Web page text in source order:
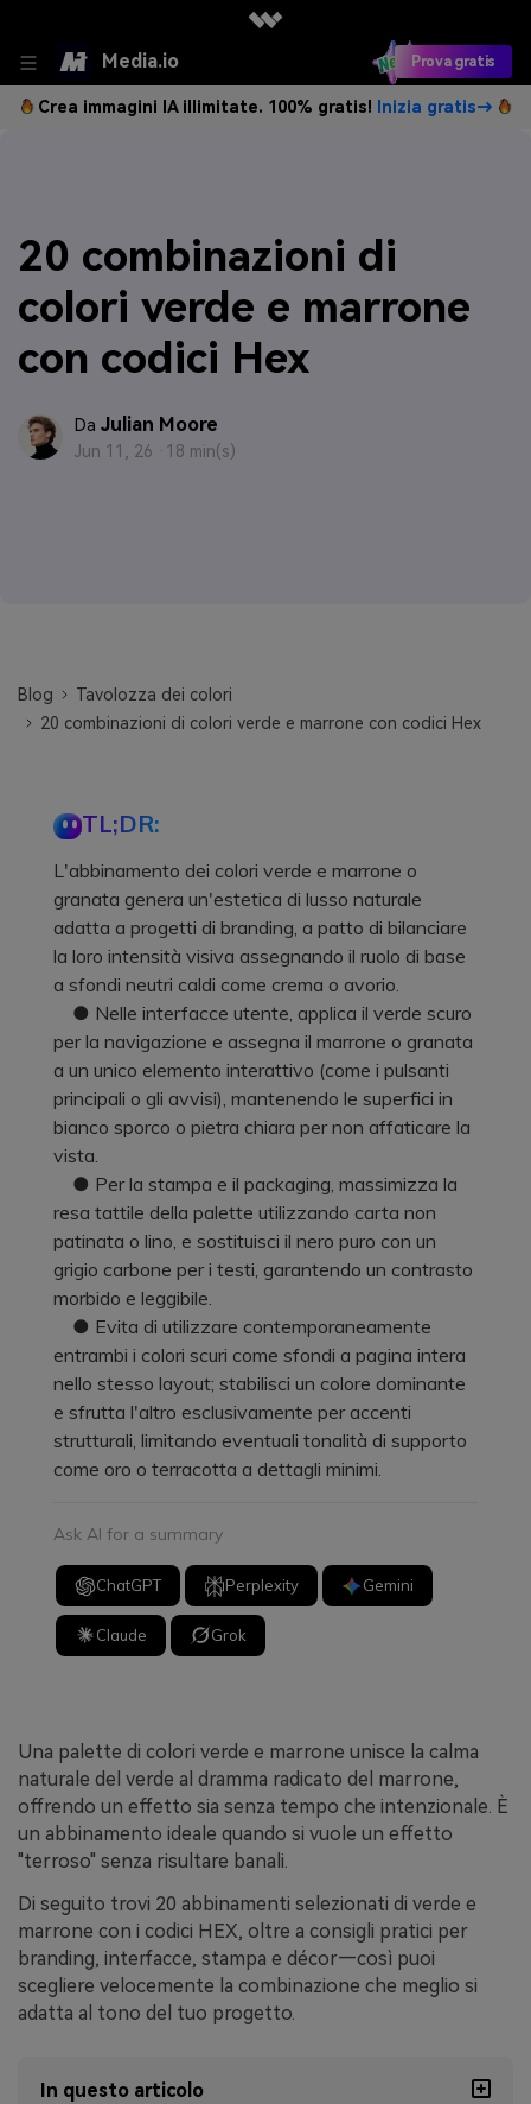
Media.io Prova gratis
Crea immagini IA illimitate. 100% gratis! Inizia gratis→
20 combinazioni di
colori verde e marrone
con codici Hex
Da Julian Moore
Jun 11, 26 · 18 min(s)
Blog
Tavolozza dei colori
20 combinazioni di colori verde e marrone con codici Hex
TL;DR:
L'abbinamento dei colori verde e marrone o
granata genera un'estetica di lusso naturale
adatta a progetti di branding, a patto di bilanciare
la loro intensità visiva assegnando il ruolo di base
a sfondi neutri caldi come crema o avorio.
● Nelle interfacce utente, applica il verde scuro
per la navigazione e assegna il marrone o granata
a un unico elemento interattivo (come i pulsanti
principali o gli avvisi), mantenendo le superfici in
bianco sporco o pietra chiara per non affaticare la
vista.
● Per la stampa e il packaging, massimizza la
resa tattile della palette utilizzando carta non
patinata o lino, e sostituisci il nero puro con un
grigio carbone per i testi, garantendo un contrasto
morbido e leggibile.
● Evita di utilizzare contemporaneamente
entrambi i colori scuri come sfondi a pagina intera
nello stesso layout; stabilisci un colore dominante
e sfrutta l'altro esclusivamente per accenti
strutturali, limitando eventuali tonalità di supporto
come oro o terracotta a dettagli minimi.
Ask AI for a summary
ChatGPT Perplexity Gemini
Claude Grok
Una palette di colori verde e marrone unisce la calma
naturale del verde al dramma radicato del marrone,
offrendo un effetto sia senza tempo che intenzionale. È
un abbinamento ideale quando si vuole un effetto
"terroso" senza risultare banali.
Di seguito trovi 20 abbinamenti selezionati di verde e
marrone con i codici HEX, oltre a consigli pratici per
branding, interfacce, stampa e décor—così puoi
scegliere velocemente la combinazione che meglio si
adatta al tono del tuo progetto.
In questo articolo